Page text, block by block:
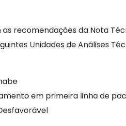
recomendações da Nota
Unidades de Análises
em primeira linha de